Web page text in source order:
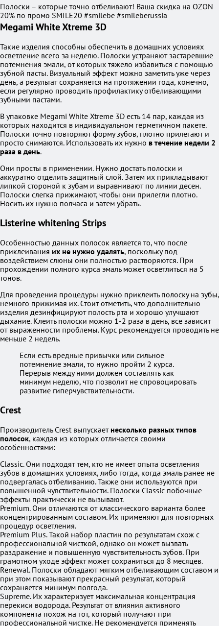
Полоски – которые точно отбеливают! Ваша скидка на OZON
20% по промо SMILE20 #smilebe #smileberussia
Megami White Xtreme 3D
Такие изделия способны обеспечить в домашних условиях
осветление всего за неделю. Полоски устраняют застаревшие
потемнения эмали, от которых тяжело избавиться с помощью
зубной пасты. Визуальный эффект можно заметить уже через
день, а результат сохраняется на протяжении года, конечно,
если регулярно проводить профилактику отбеливающими
зубными пастами.
В упаковке Megami White Xtreme 3D есть 14 пар, каждая из
которых находится в индивидуальном герметичном пакете.
Полоски точно повторяют форму зубов, плотно прилегают и
просто снимаются. Использовать их нужно в течение недели 2
раза в день.
Они просты в применении. Нужно достать полоски и
аккуратно отделить защитный слой. Затем их прикладывают
липкой стороной к зубам и выравнивают по линии десен.
Полоски слегка прижимают, чтобы они прилегли плотно.
Носить их нужно полчаса и затем убрать.
Listerine whitening Strips
Особенностью данных полосок является то, что после
приклеивания их не нужно удалять, поскольку под
воздействием слюны они полностью растворяются. При
прохождении полного курса эмаль может осветлиться на 5
тонов.
Для проведения процедуры нужно приклеить полоску на зубы,
немного прижимая их. Стоит отметить, что дополнительно
изделия дезинфицируют полость рта и хорошо улучшают
дыхание. Клеить полоски можно 1-2 раза в день, все зависит
от выраженности проблемы. Курс рекомендуется проводить не
меньше 2 недель.
Если есть вредные привычки или сильное
потемнение эмали, то нужно пройти 2 курса.
Перерыв между ними должен составлять как
минимум неделю, что позволит не спровоцировать
развитие гиперчувствительности.
Crest
Производитель Crest выпускает несколько разных типов
полосок, каждая из которых отличается своими
особенностями:
Classic. Они подходят тем, кто не имеет опыта осветления
зубов в домашних условиях, либо тогда, когда эмаль ранее не
подвергалась отбеливанию. Также они используются при
повышенной чувствительности. Полоски Classic побочные
эффекты практически не вызывают.
Premium. Они отличаются от классического варианта более
концентрированным составом. Их применяют для повторных
процедур осветления.
Premium Plus. Такой набор пластин по результатам схож с
профессиональной чисткой, однако он может вызвать
раздражение и повышенную чувствительность зубов. При
грамотном уходе эффект может сохраниться до 8 месяцев.
Renewal. Полоски обладают мягким отбеливающим составом и
при этом показывают прекрасный результат, который
сохраняется минимум полгода.
Supreme. Их характеризует максимальная концентрация
перекиси водорода. Результат от влияния активного
компонента похож на тот, который получают при
профессиональной чистке. Не рекомендуется применять